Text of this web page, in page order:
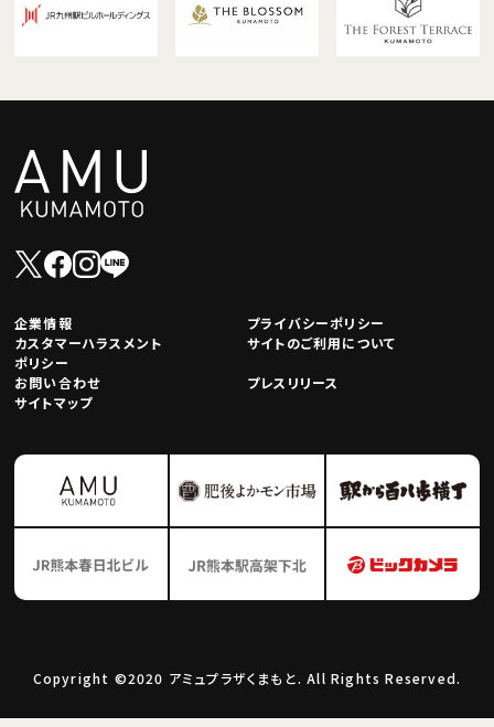
企業情報
プライバシーポリシー
カスタマーハラスメント
ポリシー
サイトのご利用について
お問い合わせ
プレスリリース
サイトマップ
Copyright ©2020 アミュプラザくまもと. All Rights Reserved.